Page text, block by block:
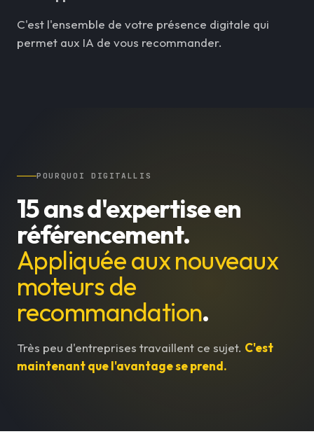
C'est l'ensemble de votre présence digitale qui
permet aux IA de vous recommander.
POURQUOI DIGITALLIS
15 ans d'expertise en
référencement.
Appliquée aux nouveaux
moteurs de
recommandation.
Très peu d'entreprises travaillent ce sujet. C'est
maintenant que l'avantage se prend.